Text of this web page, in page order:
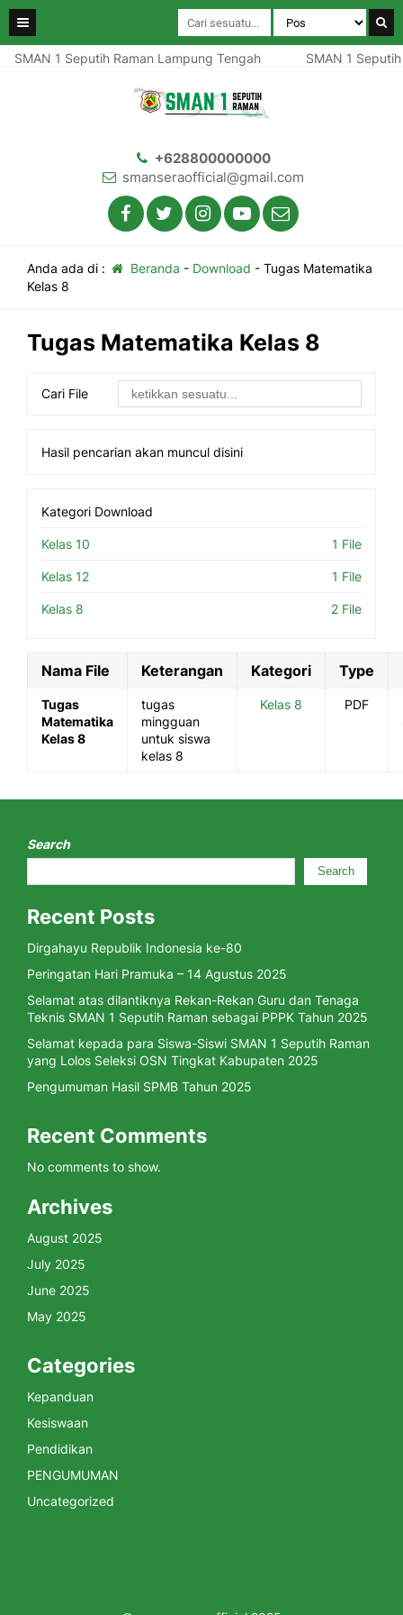
SMAN 1 Seputih Raman Lampung Tengah SMAN 1
+628800000000
smanseraofficial@gmail.com
Anda ada di : Beranda - Download - Tugas Matematika
Kelas 8
Tugas Matematika Kelas 8
Cari File
Hasil pencarian akan muncul disini
Kategori Download
Kelas 10 1 File
Kelas 12 1 File
Kelas 8 2 File
Nama File Keterangan Kategori Type
Tugas
Matematika
Kelas 8
tugas
mingguan
untuk siswa
kelas 8
Kelas 8 PDF
Search
Search
Recent Posts
Dirgahayu Republik Indonesia ke-80
Peringatan Hari Pramuka – 14 Agustus 2025
Selamat atas dilantiknya Rekan-Rekan Guru dan Tenaga
Teknis SMAN 1 Seputih Raman sebagai PPPK Tahun 2025
Selamat kepada para Siswa-Siswi SMAN 1 Seputih Raman
yang Lolos Seleksi OSN Tingkat Kabupaten 2025
Pengumuman Hasil SPMB Tahun 2025
Recent Comments
No comments to show.
Archives
August 2025
July 2025
June 2025
May 2025
Categories
Kepanduan
Kesiswaan
Pendidikan
PENGUMUMAN
Uncategorized